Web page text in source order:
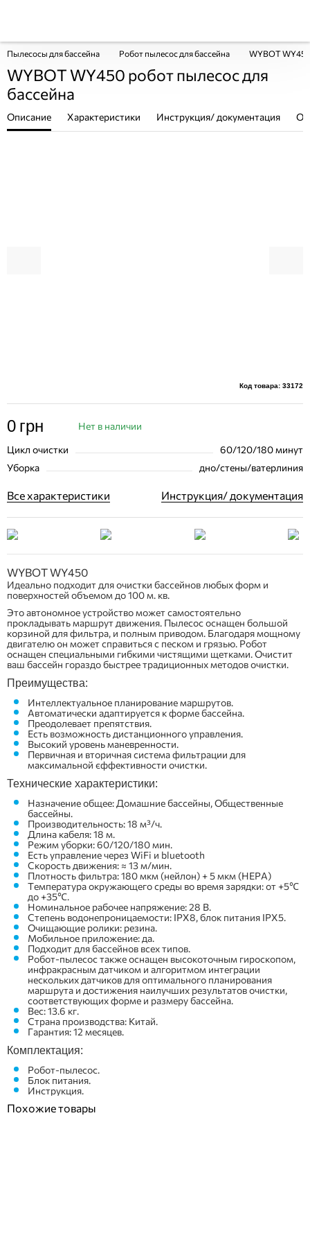
Пылесосы для бассейна Робот пылесос для бассейна WYBOT
WYBOT WY450 робот пылесос для
бассейна
Описание Характеристики Инструкция/ документация
Код товара: 33172
0 грн Нет в наличии
Цикл очистки
60/120/180 минут
Уборка
дно/стены/ватерлиния
Все характеристики Инструкция/ документация
WYBOT WY450
Идеально подходит для очистки бассейнов любых форм и
поверхностей объемом до 100 м. кв.
Это автономное устройство может самостоятельно
прокладывать маршрут движения. Пылесос оснащен большой
корзиной для фильтра, и полным приводом. Благодаря мощному
двигателю он может справиться с песком и грязью. Робот
оснащен специальными гибкими чистящими щетками. Очистит
ваш бассейн гораздо быстрее традиционных методов очистки.
Преимущества:
Интеллектуальное планирование маршрутов.
Автоматически адаптируется к форме бассейна.
Преодолевает препятствия.
Есть возможность дистанционного управления.
Высокий уровень маневренности.
Первичная и вторичная система фильтрации для
максимальной єффективности очистки.
Технические характеристики:
Назначение общее: Домашние бассейны, Общественные
бассейны.
Производительность:18 м³/ч.
Длина кабеля: 18 м.
Режим уборки:60/120/180 мин.
Есть управление через WiFi и bluetooth
Скорость движения: ≈ 13 м/мин.
Плотность фильтра:180 мкм (нейлон) + 5 мкм (HEPA)
Температура окружающего среды во время зарядки: от +5℃
до +35℃.
Номинальное рабочее напряжение: 28 В.
Степень водонепроницаемости: IPX8, блок питания IPX5.
Очищающие ролики: резина.
Мобильное приложение: да.
Подходит для бассейнов всех типов.
Робот-пылесос также оснащен высокоточным гироскопом,
инфракрасным датчиком и алгоритмом интеграции
нескольких датчиков для оптимального планирования
маршрута и достижения наилучших результатов очистки,
соответствующих форме и размеру бассейна.
Вес: 13.6 кг.
Страна производства: Китай.
Гарантия: 12 месяцев.
Комплектация:
Робот-пылесос.
Блок питания.
Инструкция.
Похожие товары